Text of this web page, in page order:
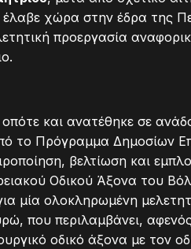
χώρα στην έδρα της
προεργασία
και ανατέθηκε σε
το Πρόγραμμα Δημοσίων
βελτίωση και
Οδικού Άξονα του
μία ολοκληρωμένη
που περιλαμβάνει,
οδικό άξονα με τον